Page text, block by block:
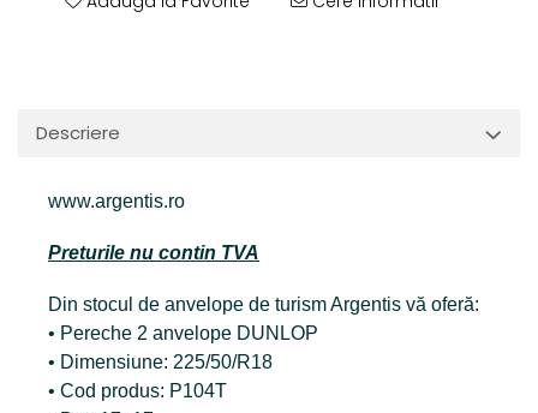
Descriere
www.argentis.ro
Preturile nu contin TVA
Din stocul de anvelope de turism Argentis vă oferă:
• Pereche 2 anvelope DUNLOP
• Dimensiune: 225/50/R18
• Cod produs: P104T